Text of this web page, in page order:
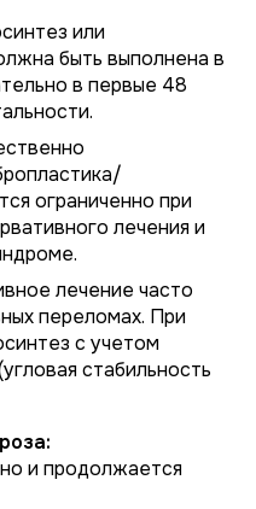
или
быть выполнена в
в первые 48
ограниченно при
лечения и
лечение часто
переломах. При
с учетом
стабильность
и продолжается